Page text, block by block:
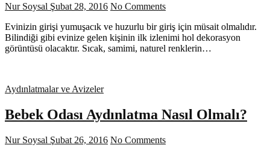
Nur Soysal Şubat 28, 2016 No Comments
Evinizin girişi yumuşacık ve huzurlu bir giriş için müsait olmalıdır.
Bilindiği gibi evinize gelen kişinin ilk izlenimi hol dekorasyon
görüntüsü olacaktır. Sıcak, samimi, naturel renklerin…
Aydınlatmalar ve Avizeler
Bebek Odası Aydınlatma Nasıl Olmalı?
Nur Soysal Şubat 26, 2016 No Comments